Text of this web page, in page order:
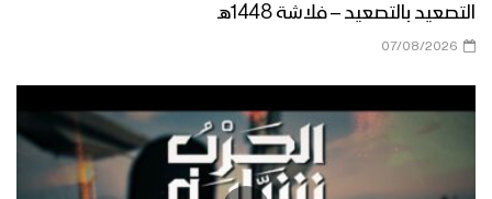
التصعيد بالتصعيد – فلاشة 1448هـ
07/08/2026